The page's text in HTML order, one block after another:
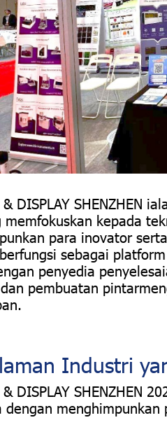
& DISPLAY SHENZHEN
memfokuskan kepada
para inovator
sebagai
penyedia
pembuatan
Industri
& DISPLAY SHENZHEN
dengan